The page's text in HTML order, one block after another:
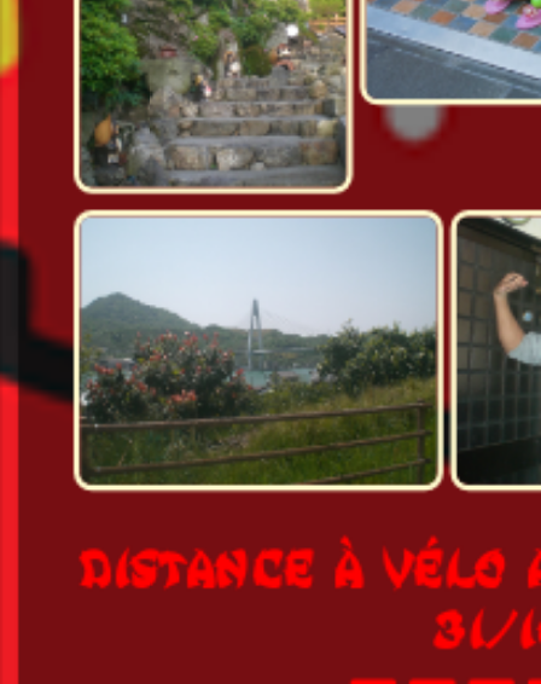
DISTANCE À VÉLO
31/